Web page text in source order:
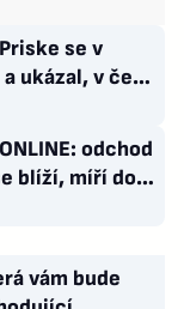
se v
ukázal, v čem
odchod
blíží, míří do
vám bude